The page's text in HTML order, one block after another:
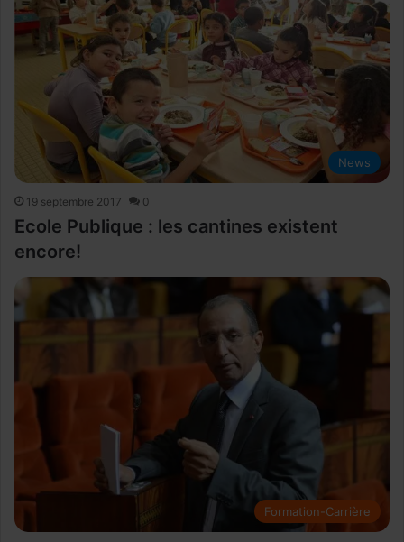
News
19 septembre 2017 0
Ecole Publique : les cantines existent
encore!
Formation-Carrière